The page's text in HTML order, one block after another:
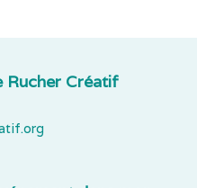
Rucher Créatif